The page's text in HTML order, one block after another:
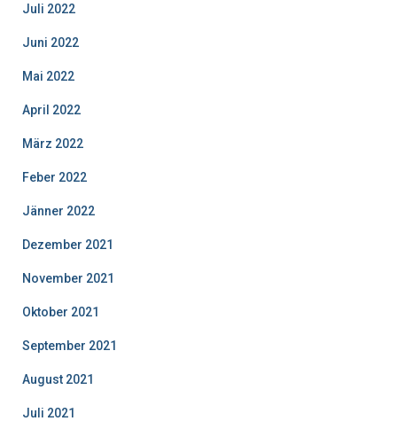
Juli 2022
Juni 2022
Mai 2022
April 2022
März 2022
Feber 2022
Jänner 2022
Dezember 2021
November 2021
Oktober 2021
September 2021
August 2021
Juli 2021